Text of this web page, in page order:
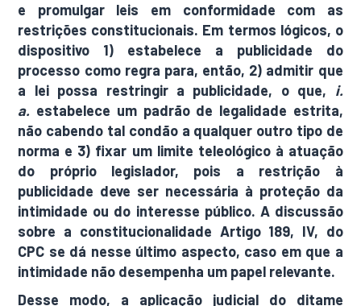
e promulgar leis em conformidade com as
restrições constitucionais. Em termos lógicos, o
dispositivo 1) estabelece a publicidade do
processo como regra para, então, 2) admitir que
a lei possa restringir a publicidade, o que, i.
a. estabelece um padrão de legalidade estrita,
não cabendo tal condão a qualquer outro tipo de
norma e 3) fixar um limite teleológico à atuação
do próprio legislador, pois a restrição à
publicidade deve ser necessária à proteção da
intimidade ou do interesse público. A discussão
sobre a constitucionalidade Artigo 189, IV, do
CPC se dá nesse último aspecto, caso em que a
intimidade não desempenha um papel relevante.
Desse modo, a aplicação judicial do ditame